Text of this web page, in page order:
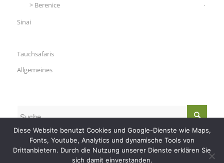
Berenice
Sinai
Tauchsafaris
Allgemeines
Diese Website benutzt Cookies und Google-Dienste wie Maps,
Fonts, Youtube, Analytics und dynamische Tools von
Drittanbietern. Durch die Nutzung unserer Dienste erklären Sie
sich damit einverstanden.